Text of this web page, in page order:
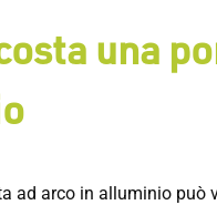
una
ad arco in alluminio può